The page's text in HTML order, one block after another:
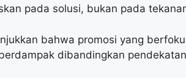
pada solusi, bukan pada
bahwa promosi yang
dibandingkan